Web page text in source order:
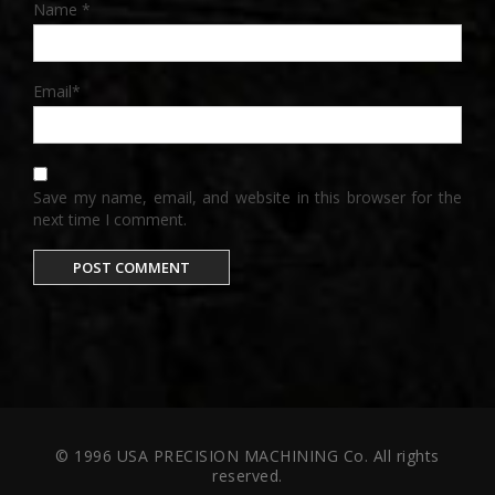
Name *
Email*
Save my name, email, and website in this browser for the
next time I comment.
© 1996 USA PRECISION MACHINING Co. All rights
reserved.